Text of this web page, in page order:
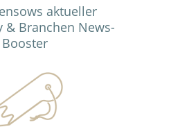
aktueller
& Branchen News-
Booster